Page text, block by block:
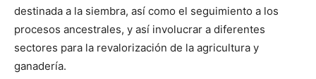
destinada a la siembra, así como el seguimiento a los
procesos ancestrales, y así involucrar a diferentes
sectores para la revalorización de la agricultura y
ganadería.